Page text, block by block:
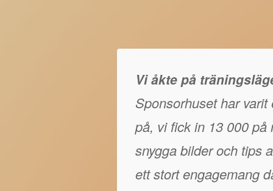
Vi åkte på
Sponsorhuset har
på, vi fick in 13 000 på
snygga bilder och tips
ett stort engagemang